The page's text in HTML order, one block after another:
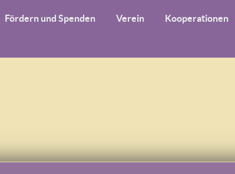
Fördern und Spenden Verein Kooperationen